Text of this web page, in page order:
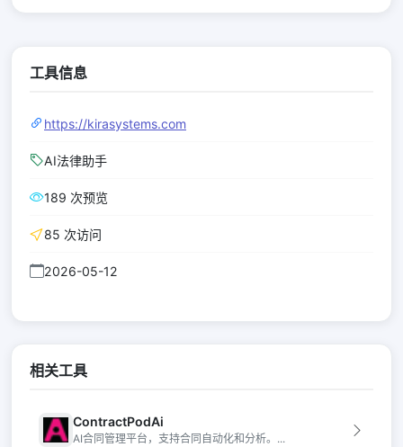
工具信息
https://kirasystems.com
AI法律助手
189 次预览
85 次访问
2026-05-12
相关工具
ContractPodAi
AI合同管理平台，支持合同自动化和分析。...